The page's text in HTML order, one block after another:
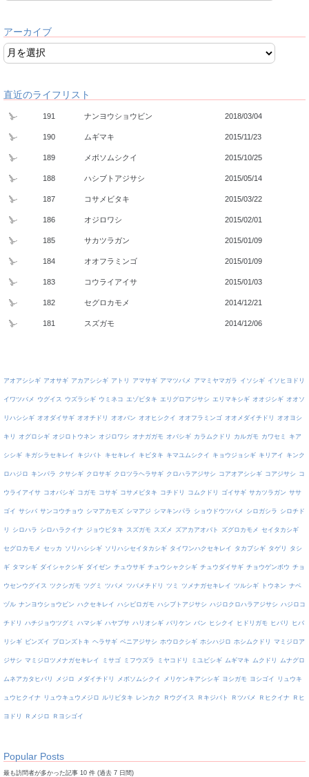
アーカイブ
直近のライフリスト
191 ナンヨウショウビン 2018/03/04
190 ムギマキ 2015/11/23
189 メボソムシクイ 2015/10/25
188 ハシブトアジサシ 2015/05/14
187 コサメビタキ 2015/03/22
186 オジロワシ 2015/02/01
185 サカツラガン 2015/01/09
184 オオフラミンゴ 2015/01/09
183 コウライアイサ 2015/01/03
182 セグロカモメ 2014/12/21
181 スズガモ 2014/12/06
アオアシシギ アオサギ アカアシシギ アトリ アマサギ アマツバメ アマミヤマガラ イソシギ イソヒヨドリ
イワツバメ ウグイス ウズラシギ ウミネコ エゾビタキ エリグロアジサシ エリマキシギ オオジシギ オオソ
リハシシギ オオダイサギ オオチドリ オオバン オオヒシクイ オオフラミンゴ オオメダイチドリ オオヨシ
キリ オグロシギ オジロトウネン オジロワシ オナガガモ オバシギ カラムクドリ カルガモ カワセミ キア
シシギ キガシラセキレイ キジバト キセキレイ キビタキ キマユムシクイ キョウジョシギ キリアイ キンク
ロハジロ キンパラ クサシギ クロサギ クロツラヘラサギ クロハラアジサシ コアオアシシギ コアジサシ コ
ウライアイサ コオバシギ コガモ コサギ コサメビタキ コチドリ コムクドリ ゴイサギ サカツラガン ササ
ゴイ サシバ サンコウチョウ シマアカモズ シマアジ シマキンパラ ショウドウツバメ シロガシラ シロチド
リ シロハラ シロハラクイナ ジョウビタキ スズガモ スズメ ズアカアオバト ズグロカモメ セイタカシギ
セグロカモメ セッカ ソリハシシギ ソリハシセイタカシギ タイワンハクセキレイ タカブシギ タゲリ タシ
ギ タマシギ ダイシャクシギ ダイゼン チュウサギ チュウシャクシギ チュウダイサギ チョウゲンボウ チョ
ウセンウグイス ツクシガモ ツグミ ツバメ ツバメチドリ ツミ ツメナガセキレイ ツルシギ トウネン ナベ
ヅル ナンヨウショウビン ハクセキレイ ハシビロガモ ハシブトアジサシ ハジロクロハラアジサシ ハジロコ
チドリ ハチジョウツグミ ハマシギ ハヤブサ ハリオシギ バリケン バン ヒシクイ ヒドリガモ ヒバリ ヒバ
リシギ ビンズイ ブロンズトキ ヘラサギ ベニアジサシ ホウロクシギ ホシハジロ ホシムクドリ マミジロア
ジサシ マミジロツメナガセキレイ ミサゴ ミフウズラ ミヤコドリ ミユビシギ ムギマキ ムクドリ ムナグロ
ムネアカタヒバリ メジロ メダイチドリ メボソムシクイ メリケンキアシシギ ヨシガモ ヨシゴイ リュウキ
ュウヒクイナ リュウキュウメジロ ルリビタキ レンカク Ｒウグイス Ｒキジバト Ｒツバメ Ｒヒクイナ Ｒヒ
ヨドリ Ｒメジロ Ｒヨシゴイ
Popular Posts
最も訪問者が多かった記事 10 件 (過去 7 日間)